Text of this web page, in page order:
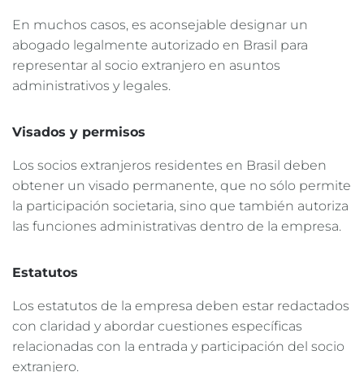
En muchos casos, es aconsejable designar un
abogado legalmente autorizado en Brasil para
representar al socio extranjero en asuntos
administrativos y legales.
Visados y permisos
Los socios extranjeros residentes en Brasil deben
obtener un visado permanente, que no sólo permite
la participación societaria, sino que también autoriza
las funciones administrativas dentro de la empresa.
Estatutos
Los estatutos de la empresa deben estar redactados
con claridad y abordar cuestiones específicas
relacionadas con la entrada y participación del socio
extranjero.